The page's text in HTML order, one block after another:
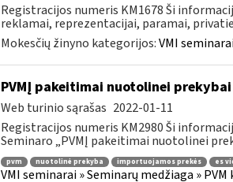
Registracijos numeris KM1678 Ši
reklamai, reprezentacijai, paramai,
Mokesčių žinyno kategorijos:VMI
PVMĮ pakeitimai nuotolinei
Web turinio sąrašas 2022-01-11
Registracijos numeris KM2980 Ši
Seminaro „PVMĮ pakeitimai nuotolinei
pvm nuotolinė prekyba importuojamos prekės es
VMI seminarai » Seminarų medžiaga »